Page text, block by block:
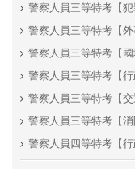
警察人員三等特考【
警察人員三等特考【外
警察人員三等特考【國
警察人員三等特考【行
警察人員三等特考【
警察人員三等特考【消
警察人員四等特考【行